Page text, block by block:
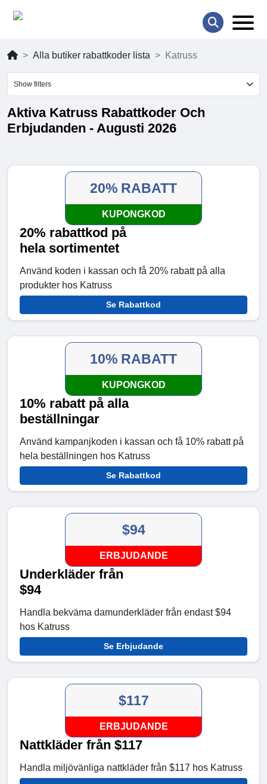
Alla butiker rabattkoder lista Katruss
Show filters
Aktiva Katruss Rabattkoder Och
Erbjudanden - Augusti 2026
20% RABATT
KUPONGKOD
20% rabattkod på
hela sortimentet
Använd koden i kassan och få 20% rabatt på alla
produkter hos Katruss
Se Rabattkod
10% RABATT
KUPONGKOD
10% rabatt på alla
beställningar
Använd kampanjkoden i kassan och få 10% rabatt på
hela beställningen hos Katruss
Se Rabattkod
$94
ERBJUDANDE
Underkläder från
$94
Handla bekväma damunderkläder från endast $94
hos Katruss
Se Erbjudande
$117
ERBJUDANDE
Nattkläder från $117
Handla miljövänliga nattkläder från $117 hos Katruss